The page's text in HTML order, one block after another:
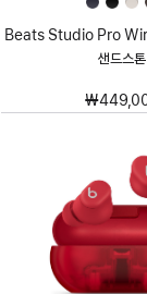
Beats Studio Pro
샌드스톤